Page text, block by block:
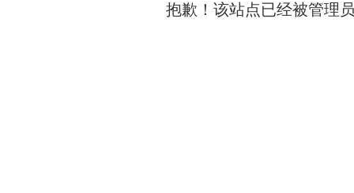
抱歉！该站点已经被管理